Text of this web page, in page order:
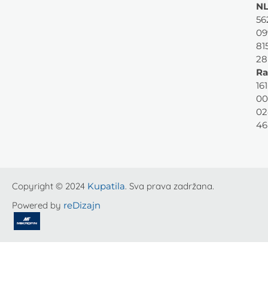
28
46
Copyright © 2024 Kupatila. Sva prava zadržana.
Powered by reDizajn